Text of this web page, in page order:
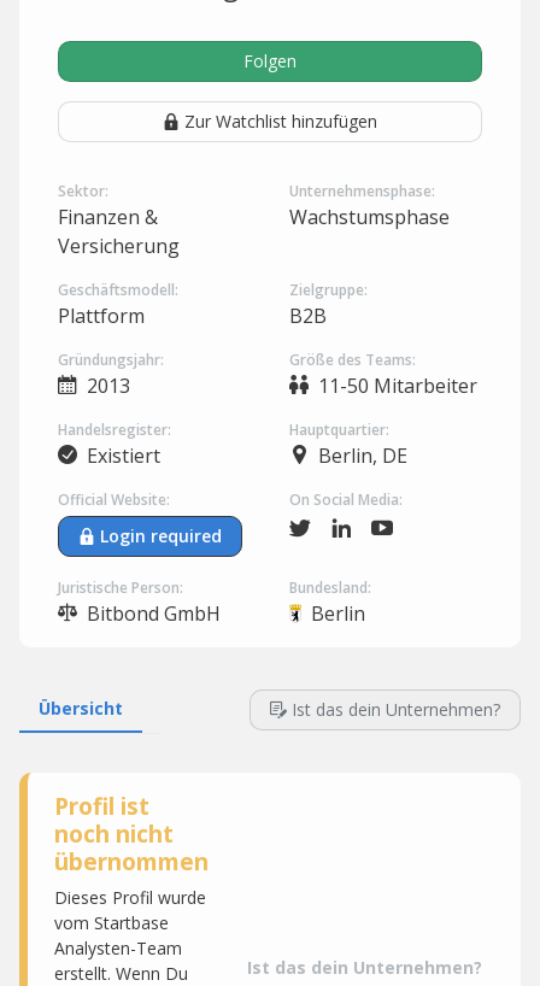
Folgen
Zur Watchlist hinzufügen
Sektor:
Finanzen &
Versicherung
Unternehmensphase:
Wachstumsphase
Geschäftsmodell:
Plattform
Zielgruppe:
B2B
Gründungsjahr:
2013
Größe des Teams:
11-50 Mitarbeiter
Handelsregister:
Existiert
Hauptquartier:
Berlin, DE
Official Website:
Login required
On Social Media:
Juristische Person:
Bitbond GmbH
Bundesland:
Berlin
Übersicht Ist das dein Unternehmen?
Profil ist
noch nicht
übernommen
Dieses Profil wurde
vom Startbase
Analysten-Team
erstellt. Wenn Du
Ist das dein Unternehmen?